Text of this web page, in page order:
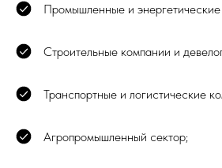
Промышленные и энергетические
Строительные компании и
Транспортные и логистические
Агропромышленный сектор;